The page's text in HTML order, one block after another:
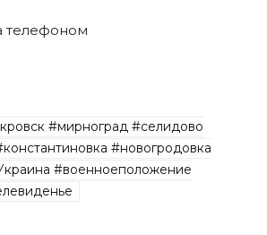
телефоном
#мирноград #селидово
#новогродовка
#военноеположение